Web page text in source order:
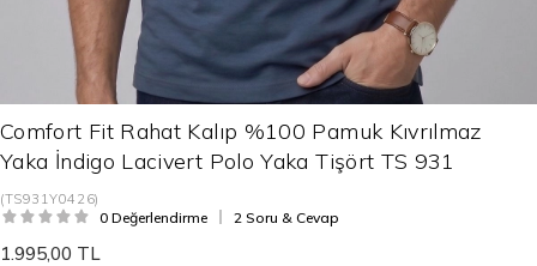
Comfort Fit Rahat Kalıp %100 Pamuk Kıvrılmaz
Yaka İndigo Lacivert Polo Yaka Tişört TS 931
(TS931Y0426)
0 Değerlendirme 2 Soru & Cevap
1.995,00 TL